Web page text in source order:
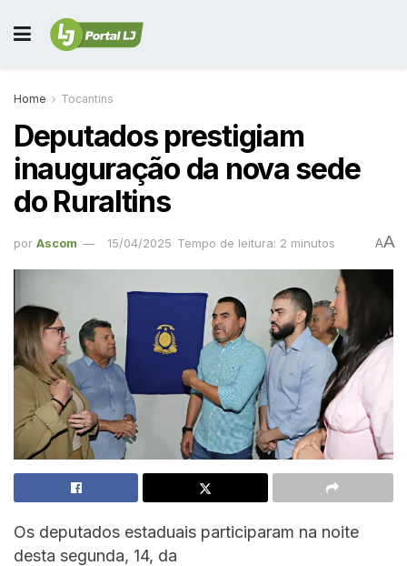
Home Tocantins
Deputados prestigiam
inauguração da nova sede
do Ruraltins
por Ascom 15/04/2025 Tempo de leitura: 2 minutos AA
Os deputados estaduais participaram na noite
desta segunda, 14, da